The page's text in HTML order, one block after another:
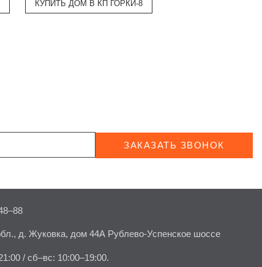
КУПИТЬ ДОМ В КП ГОРКИ-8
ЗАКАЗАТЬ ЗВОНОК
д. Жуковка, дом 44А Рублево-Успенское шоссе
/ сб–вс: 10:00–19:00.